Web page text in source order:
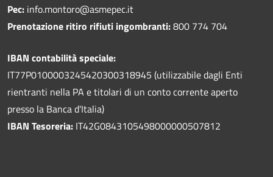
Pec: info.montoro@asmepec.it
Prenotazione ritiro rifiuti ingombranti:800 774 704
IBAN contabilità speciale:
IT77P0100003245420300318945 (utilizzabile dagli Enti
rientranti nella PA e titolari di un conto corrente aperto
presso la Banca d'Italia)
IBAN Tesoreria: IT42G0843105498000000507812